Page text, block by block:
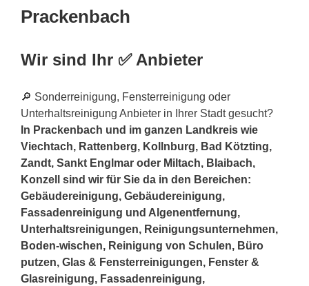
Prackenbach
Wir sind Ihr ✅ Anbieter
🔎 Sonderreinigung, Fensterreinigung oder
Unterhaltsreinigung Anbieter in Ihrer Stadt gesucht?
In Prackenbach und im ganzen Landkreis wie
Viechtach, Rattenberg, Kollnburg, Bad Kötzting,
Zandt, Sankt Englmar oder Miltach, Blaibach,
Konzell sind wir für Sie da in den Bereichen:
Gebäudereinigung, Gebäudereinigung,
Fassadenreinigung und Algenentfernung,
Unterhaltsreinigungen, Reinigungsunternehmen,
Boden-wischen, Reinigung von Schulen, Büro
putzen, Glas & Fensterreinigungen, Fenster &
Glasreinigung, Fassadenreinigung,